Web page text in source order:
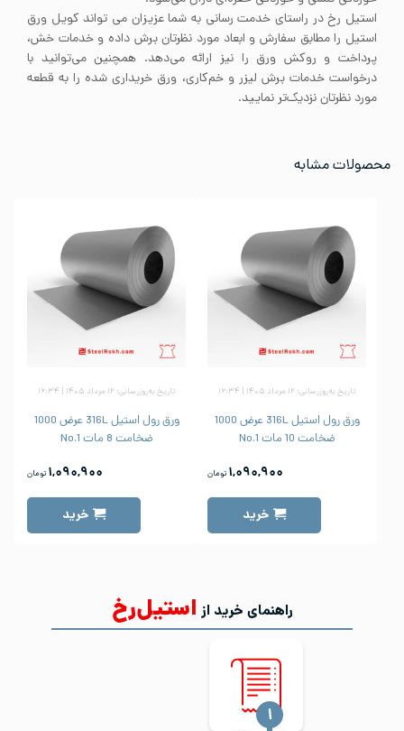
استیل رخ در راستای خدمت رسانی به شما عزیزان می تواند کویل ورق
استیل را مطابق سفارش و ابعاد مورد نظرتان برش داده و خدمات خش،
پرداخت و روکش ورق را نیز ارائه می‌دهد. همچنین می‌توانید با
درخواست خدمات برش لیزر و خم‌کاری، ورق خریداری شده را به قطعه
مورد نظرتان نزدیک‌تر نمایید.
محصولات مشابه
تاریخ به‌روزرسانی: ۱۲ مرداد ۱۴۰۵ | ۱۶:۳۴
ورق رول استیل 316L عرض 1000
ضخامت 10 مات No.1
۱,۰۹۰,۹۰۰ تومان
خرید
تاریخ به‌روزرسانی: ۱۲ مرداد ۱۴۰۵ | ۱۶:۳۴
ورق رول استیل 316L عرض 1000
ضخامت 8 مات No.1
۱,۰۹۰,۹۰۰ تومان
خرید
راهنمای خرید از استیل‌رخ
‍۱